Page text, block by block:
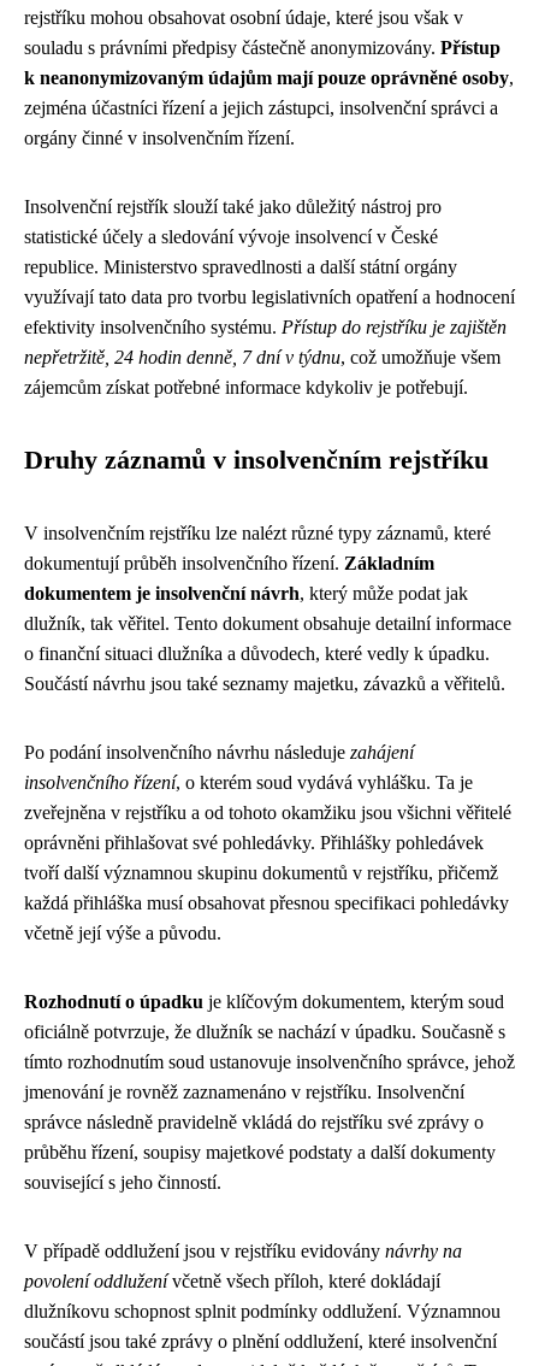
rejstříku mohou obsahovat osobní údaje, které jsou však v
souladu s právními předpisy částečně anonymizovány. Přístup
k neanonymizovaným údajům mají pouze oprávněné osoby,
zejména účastníci řízení a jejich zástupci, insolvenční správci a
orgány činné v insolvenčním řízení.
Insolvenční rejstřík slouží také jako důležitý nástroj pro
statistické účely a sledování vývoje insolvencí v České
republice. Ministerstvo spravedlnosti a další státní orgány
využívají tato data pro tvorbu legislativních opatření a hodnocení
efektivity insolvenčního systému. Přístup do rejstříku je zajištěn
nepřetržitě, 24 hodin denně, 7 dní v týdnu, což umožňuje všem
zájemcům získat potřebné informace kdykoliv je potřebují.
Druhy záznamů v insolvenčním rejstříku
V insolvenčním rejstříku lze nalézt různé typy záznamů, které
dokumentují průběh insolvenčního řízení. Základním
dokumentem je insolvenční návrh, který může podat jak
dlužník, tak věřitel. Tento dokument obsahuje detailní informace
o finanční situaci dlužníka a důvodech, které vedly k úpadku.
Součástí návrhu jsou také seznamy majetku, závazků a věřitelů.
Po podání insolvenčního návrhu následuje zahájení
insolvenčního řízení, o kterém soud vydává vyhlášku. Ta je
zveřejněna v rejstříku a od tohoto okamžiku jsou všichni věřitelé
oprávněni přihlašovat své pohledávky. Přihlášky pohledávek
tvoří další významnou skupinu dokumentů v rejstříku, přičemž
každá přihláška musí obsahovat přesnou specifikaci pohledávky
včetně její výše a původu.
Rozhodnutí o úpadku je klíčovým dokumentem, kterým soud
oficiálně potvrzuje, že dlužník se nachází v úpadku. Současně s
tímto rozhodnutím soud ustanovuje insolvenčního správce, jehož
jmenování je rovněž zaznamenáno v rejstříku. Insolvenční
správce následně pravidelně vkládá do rejstříku své zprávy o
průběhu řízení, soupisy majetkové podstaty a další dokumenty
související s jeho činností.
V případě oddlužení jsou v rejstříku evidovány návrhy na
povolení oddluženívčetně všech příloh, které dokládají
dlužníkovu schopnost splnit podmínky oddlužení. Významnou
součástí jsou také zprávy o plnění oddlužení, které insolvenční